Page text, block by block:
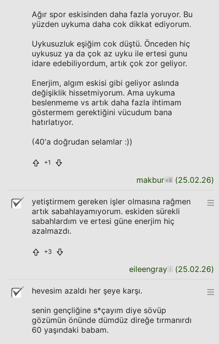
Ağır spor eskisinden daha fazla yoruyor. Bu
yüzden uykuma daha cok dikkat ediyorum.
Uykusuzluk eşiğim cok düştü. Önceden hiç
uykusuz ya da çok az uyku ile ertesi gunu
idare edebiliyordum, artık çok zor geliyor.
Enerjim, algım eskisi gibi geliyor aslında
değişiklik hissetmiyorum. Ama uykuma
beslenmeme vs artık daha fazla ihtimam
göstermem gerektiğini vücudum bana
hatırlatıyor.
(40'a doğrudan selamlar :))
+1
makbur (25.02.26)
yetiştirmem gereken işler olmasına rağmen
artık sabahlayamıyorum. eskiden sürekli
sabahlardım ve ertesi güne enerjim hiç
azalmazdı.
+3
eileengray (25.02.26)
hevesim azaldı her şeye karşı.
senin gençliğine s*çayım diye sövüp
gözümün önünde dümdüz direğe tırmanırdı
60 yaşındaki babam.